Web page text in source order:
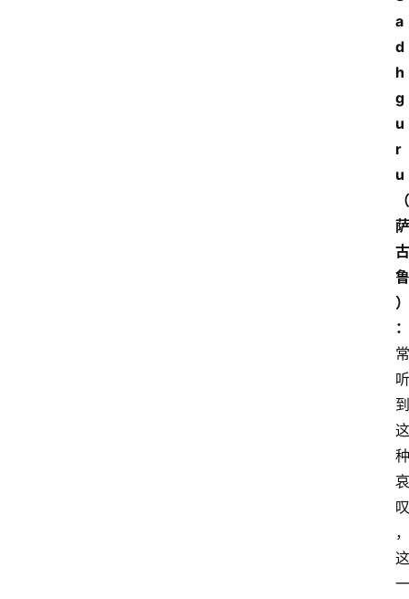
a
d
h
g
u
r
u
（
萨
古
鲁
）
：
常
听
到
这
种
哀
叹
，
这
一